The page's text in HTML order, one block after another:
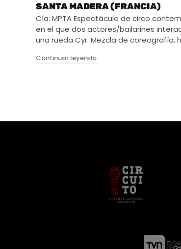
SANTA MADERA (FRANCIA)
Cía: MPTA Espectáculo de circo
en el que dos actores/bailarines
una rueda Cyr. Mezcla de coreografía,
Continuar leyendo"Santa madera (Francia)"